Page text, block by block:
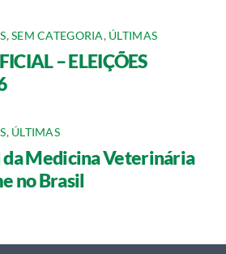
,SEM CATEGORIA, ÚLTIMAS
– ELEIÇÕES
, ÚLTIMAS
Medicina Veterinária
no Brasil